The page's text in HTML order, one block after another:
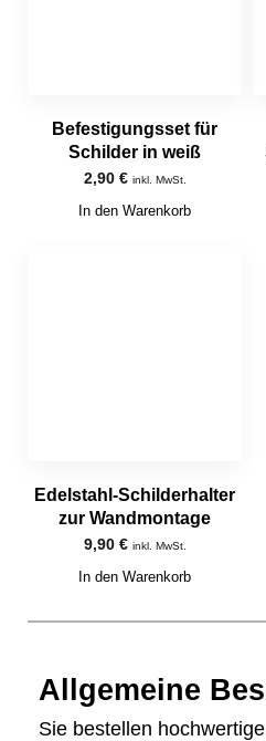
Befestigungsset für
Schilder in weiß
2,90 € inkl. MwSt.
In den Warenkorb
Edelstahl-Schilderhalter
zur Wandmontage
9,90 € inkl. MwSt.
In den Warenkorb
Allgemeine
Sie bestellen